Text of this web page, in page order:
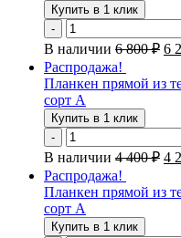
Купить в 1 клик
-
В наличии 6 800₽ 6
Распродажа!
Планкен прямой из
сорт А
Купить в 1 клик
-
В наличии 4 400₽ 4
Распродажа!
Планкен прямой из
сорт А
Купить в 1 клик